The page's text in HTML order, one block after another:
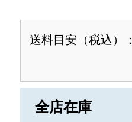
送料目安（税込）：
全店在庫